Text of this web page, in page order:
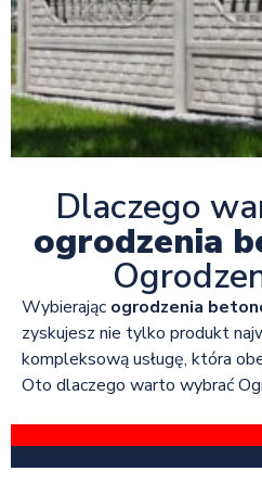
Dlaczego
ogrodzenia
Wybierając ogrodzenia
zyskujesz nie tylko produkt
kompleksową usługę, która
Oto dlaczego warto wybrać